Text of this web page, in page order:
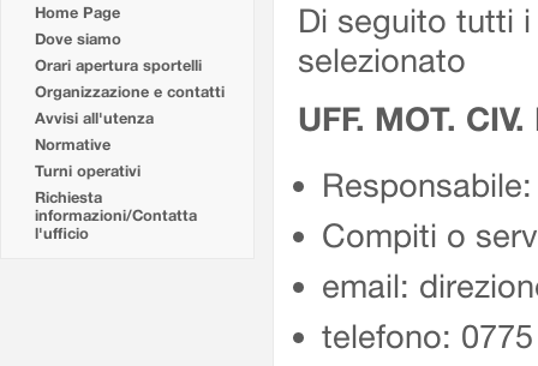
Home Page
Dove siamo
Orari apertura sportelli
Organizzazione e contatti
Avvisi all'utenza
Normative
Turni operativi
Richiesta
informazioni/Contatta
l'ufficio
Di seguito tutti
selezionato
UFF. MOT.
Compiti o
email:
telefono: